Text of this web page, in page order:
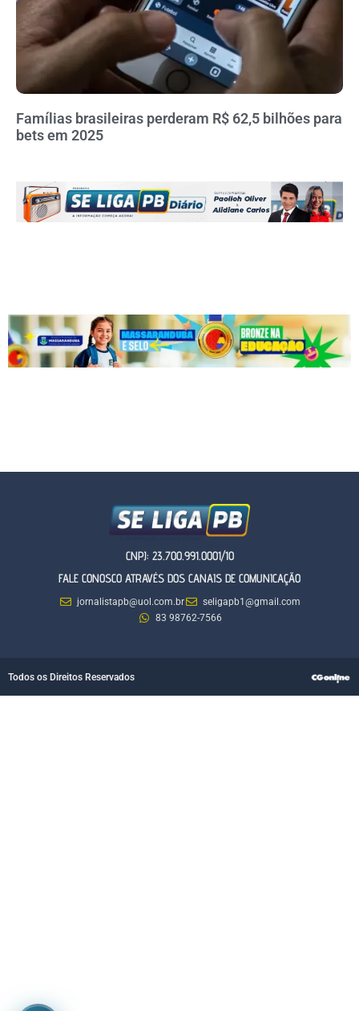
Famílias brasileiras perderam R$ 62,5 bilhões para
bets em 2025
CNPJ: 23.700.991.0001/10
FALE CONOSCO ATRAVÉS DOS CANAIS DE COMUNICAÇÃO
jornalistapb@uol.com.br
seligapb1@gmail.com
83 98762-7566
Todos os Direitos Reservados